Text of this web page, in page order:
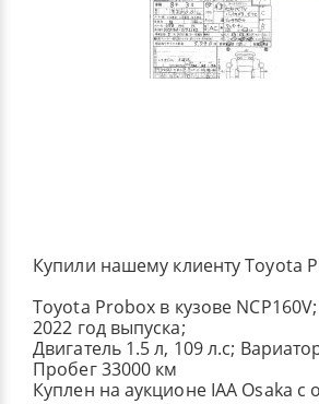
Купили нашему клиенту Toyota
Toyota Probox в кузове NCP160V;
2022 год выпуска;
Двигатель 1.5 л, 109 л.с;
Пробег 33000 км
Куплен на аукционе IAA Osaka с